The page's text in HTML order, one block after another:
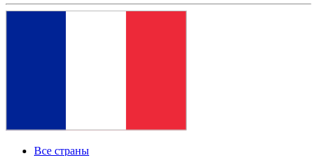
Все страны